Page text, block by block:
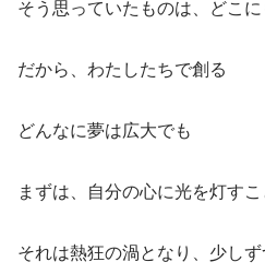
そう思っていたものは、どこ
だから、わたしたちで創る
どんなに夢は広大でも
まずは、自分の心に光を灯す
それは熱狂の渦となり、少し